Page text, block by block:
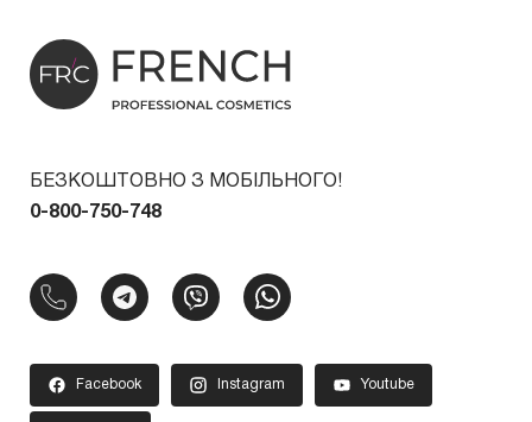
БЕЗКОШТОВНО З МОБІЛЬНОГО!
0-800-750-748
Facebook Instagram Youtube